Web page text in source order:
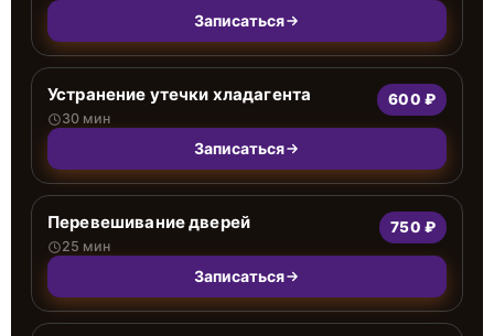
Записаться
Устранение утечки хладагента
30 мин
600 ₽
Записаться
Перевешивание дверей
25 мин
750 ₽
Записаться